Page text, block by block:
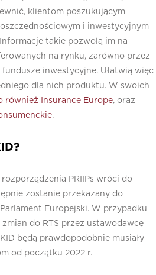
klientom poszukującym
i inwestycyjnym
takie pozwolą im na
na rynku, zarówno przez
fundusze inwestycyjne. Ułatwią więc
dla nich produktu. W swoich
również Insurance Europe, oraz
.
PRIIPs wróci do
zostanie przekazany do
Europejski. W przypadku
do RTS przez ustawodawcę
będą prawdopodobnie musiały
od początku 2022 r.